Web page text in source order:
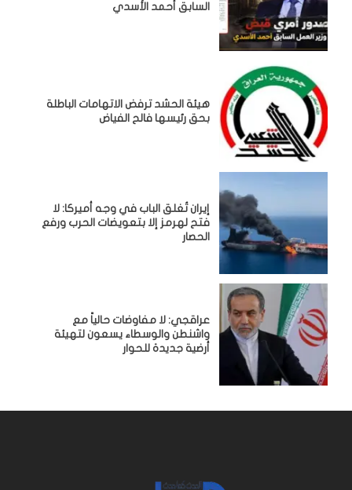
السابق أحمد الأسدي
هيئة الحشد ترفض الاتهامات الباطلة
بحق رئيسها فالح الفياض
إيران تُغلق الباب في وجه أميركا: لا
فتح لهرمز إلا بتعويضات الحرب ورفع
الحصار
عراقجي: لا مفاوضات حالياً مع
واشنطن والوسطاء يسعون لتهيئة
أرضية جديدة للحوار